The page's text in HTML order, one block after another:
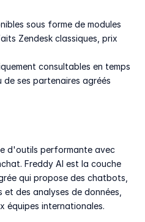
sous forme de modules
Zendesk classiques, prix
consultables en temps
de ses partenaires agréés
d'outils performante avec
Freddy AI est la couche
qui propose des chatbots,
des analyses de données,
équipes internationales.